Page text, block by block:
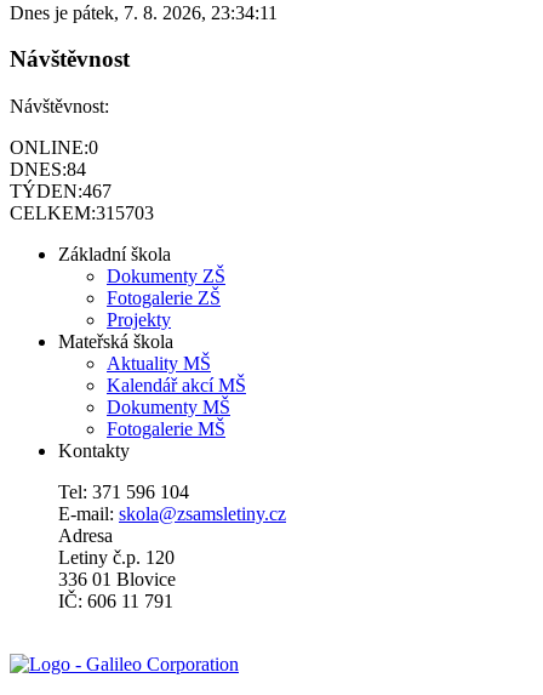
Dnes je pátek, 7. 8. 2026, 23:34:11
Návštěvnost
Návštěvnost:
ONLINE:0
DNES:84
TÝDEN:467
CELKEM:315703
Základní škola
Dokumenty ZŠ
Fotogalerie ZŠ
Projekty
Mateřská škola
Aktuality MŠ
Kalendář akcí MŠ
Dokumenty MŠ
Fotogalerie MŠ
Kontakty
Tel: 371 596 104
E-mail: skola@zsamsletiny.cz
Adresa
Letiny č.p. 120
336 01 Blovice
IČ: 606 11 791